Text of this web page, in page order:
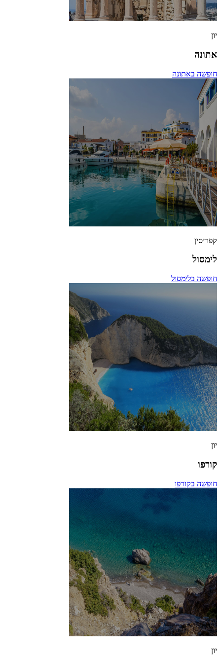
יון
אתונה
חופשה באתונה
קפריסין
לימסול
חופשה בלימסול
יון
קורפו
חופשה בקורפו
יון